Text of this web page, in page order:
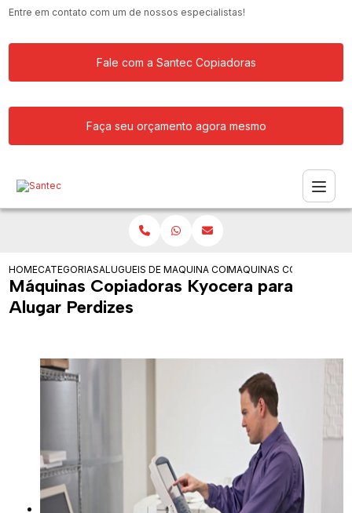
Entre em contato com um de nossos especialistas!
Fale com a Santec Copiadoras
Faça seu orçamento agora mesmo
HOMECATEGORIASALUGUEIS DE COPIADORASMAQUINA COPIADORA PARA ALUGAR
MAQUINAS COPIADORAS
Máquinas Copiadoras Kyocera para
Alugar Perdizes